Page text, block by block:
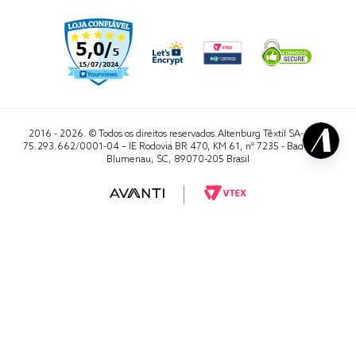
2016 - 2026. © Todos os direitos reservados.Altenburg Têxtil SA- CNPJ
75.293.662/0001-04 – IE Rodovia BR 470, KM 61, nº 7235 - Badenfurt,
Blumenau, SC, 89070-205 Brasil